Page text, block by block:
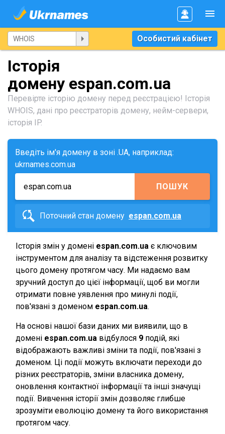
Особистий кабінет
Історія
домену espan.com.ua
Перевірте історію домену перед реєстрацією! Історія
WHOIS, дані про реєстраторів домену, нейм-сервери,
історія IP.
Введіть ім'я домену в зоні .UA, наприклад:
ukrnames.com.ua
ПОШУК
Поточний стан домену espan.com.ua
Історія змін у домені espan.com.ua є ключовим
інструментом для аналізу та відстеження розвитку
цього домену протягом часу. Ми надаємо вам
зручний доступ до цієї інформації, щоб ви могли
отримати повне уявлення про минулі події,
пов'язані з доменом espan.com.ua.
На основі нашої бази даних ми виявили, що в
домені espan.com.ua відбулося 9 подій, які
відображають важливі зміни та події, пов'язані з
доменом. Ці події можуть включати переходи до
різних реєстраторів, зміни власника домену,
оновлення контактної інформації та інші значущі
події. Вивчення історії змін дозволяє глибше
зрозуміти еволюцію домену та його використання
протягом часу.